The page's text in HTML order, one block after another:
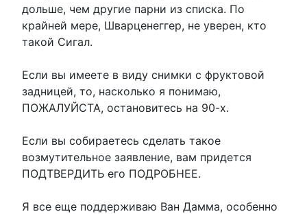
дольше, чем другие парни из списка. По
крайней мере, Шварценеггер, не уверен, кто
такой Сигал.
Если вы имеете в виду снимки с фруктовой
задницей, то, насколько я понимаю,
ПОЖАЛУЙСТА, остановитесь на 90-х.
Если вы собираетесь сделать такое
возмутительное заявление, вам придется
ПОДТВЕРДИТЬ его ПОДРОБНЕЕ.
Я все еще поддерживаю Ван Дамма, особенно